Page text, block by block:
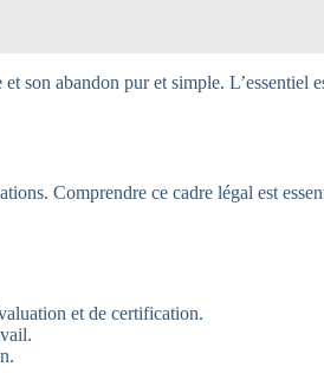
son abandon pur et simple. L’essentiel
Comprendre ce cadre légal est
et de certification.